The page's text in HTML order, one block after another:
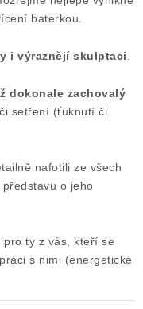
baterkou.
i výraznějí skulptaci
dokonale zachovalý
setření (ťuknutí či
nafotili ze všech
o jeho
ty z vás, kteří se
s nimi (energetické